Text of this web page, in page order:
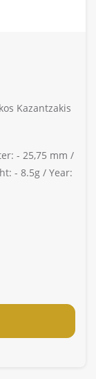
Kazantzakis
- 25,75 mm /
- 8.5g / Year: